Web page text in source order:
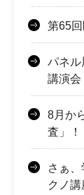
第65
パネル
講演会
8月か
査」！
さぁ
クノ